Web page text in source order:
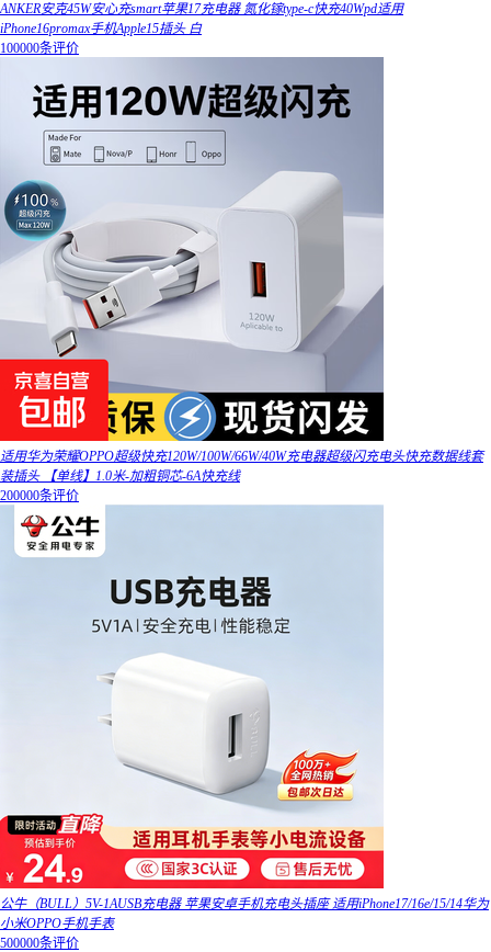
ANKER安克45W安心充smart苹果17充电器 氮化镓type-c快充40Wpd适用
iPhone16promax手机Apple15插头 白
100000条评价
适用华为荣耀OPPO超级快充120W/100W/66W/40W充电器超级闪充电头快充数据线套
装插头 【单线】1.0米-加粗铜芯-6A快充线
200000条评价
公牛（BULL）5V-1AUSB充电器 苹果安卓手机充电头插座 适用iPhone17/16e/15/14华为
小米OPPO手机手表
500000条评价